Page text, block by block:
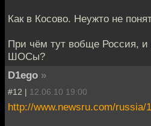
Как в Косово. Неужто не
При чём тут вобще Россия,
ШОСы?
D1ego »
#12 | 12.06.10 19:00
http://www.newsru.com/russia/